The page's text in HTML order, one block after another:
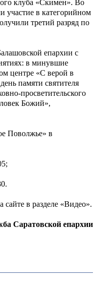
клуба «Скимен». Во
участие в категорийном
третий разряд по
епархии с
в минувшие
центре «С верой в
памяти святителя
просветительского
Божий»,
Поволжье» в
в разделе «Видео».
Саратовской епархии